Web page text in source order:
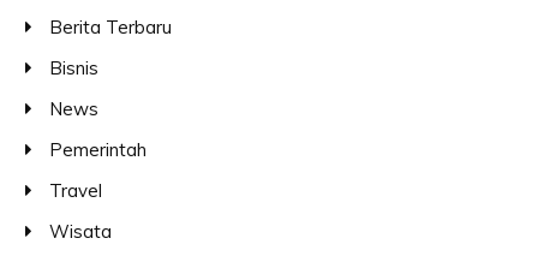
Berita Terbaru
Bisnis
News
Pemerintah
Travel
Wisata